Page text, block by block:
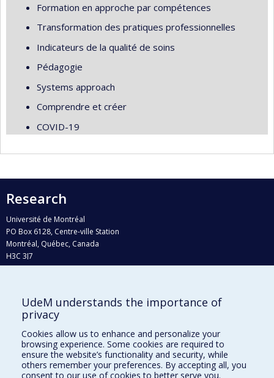
Formation en approche par compétences
Transformation des pratiques professionnelles
Indicateurs de la qualité de soins
Pédagogie
Systems approach
Comprendre et créer
COVID-19
Research
Université de Montréal
PO Box 6128, Centre-ville Station
Montréal, Québec, Canada
H3C 3J7
Who does what?
Find us
Site map
Accessibility
UdeM understands the importance of
privacy
Cookies allow us to enhance and personalize your
browsing experience. Some cookies are required to
ensure the website’s functionality and security, while
others remember your preferences. By accepting all, you
consent to our use of cookies to better serve you.